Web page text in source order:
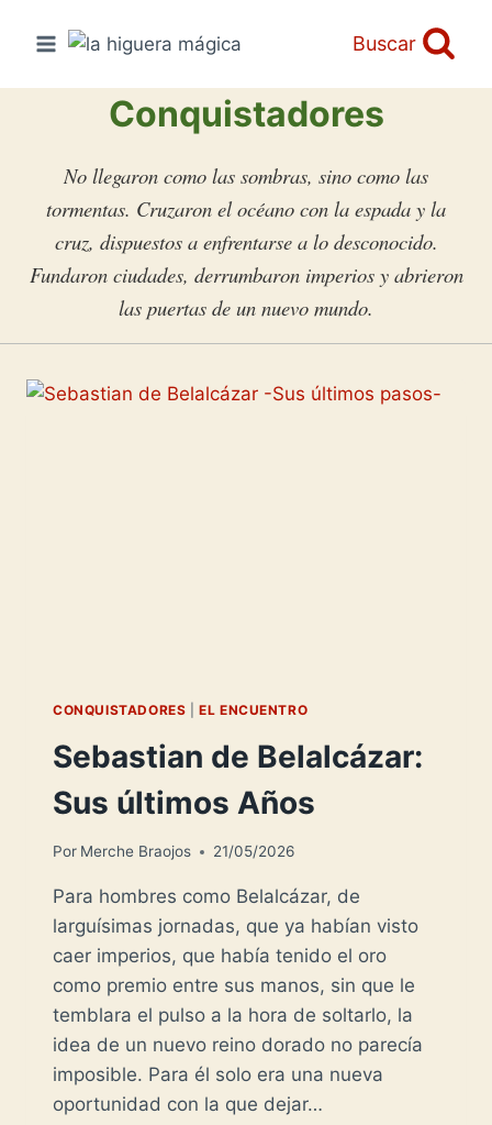
Buscar
Conquistadores
No llegaron como las sombras, sino como las
tormentas. Cruzaron el océano con la espada y la
cruz, dispuestos a enfrentarse a lo desconocido.
Fundaron ciudades, derrumbaron imperios y abrieron
las puertas de un nuevo mundo.
CONQUISTADORES |EL ENCUENTRO
Sebastian de Belalcázar:
Sus últimos Años
Por Merche Braojos 21/05/2026
Para hombres como Belalcázar, de
larguísimas jornadas, que ya habían visto
caer imperios, que había tenido el oro
como premio entre sus manos, sin que le
temblara el pulso a la hora de soltarlo, la
idea de un nuevo reino dorado no parecía
imposible. Para él solo era una nueva
oportunidad con la que dejar…